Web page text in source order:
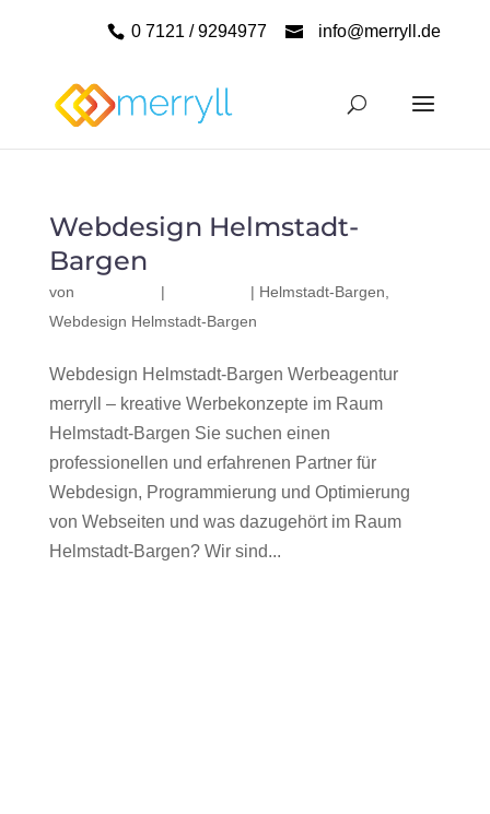
0 7121 / 9294977 info@merryll.de
Webdesign Helmstadt-
Bargen
von | | Helmstadt-Bargen
Webdesign Helmstadt-Bargen
Webdesign Helmstadt-Bargen Werbeagentur
merryll – kreative Werbekonzepte im Raum
Helmstadt-Bargen Sie suchen einen
professionellen und erfahrenen Partner für
Webdesign, Programmierung und Optimierung
von Webseiten und was dazugehört im Raum
Helmstadt-Bargen? Wir sind...